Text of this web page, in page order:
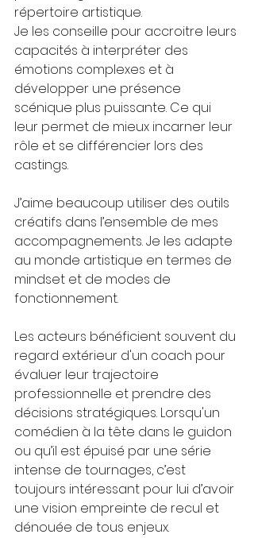
répertoire artistique.
Je les conseille pour accroitre leurs
capacités à interpréter des
émotions complexes et à
développer une présence
scénique plus puissante. Ce qui
leur permet de mieux incarner leur
rôle et se différencier lors des
castings.
J’aime beaucoup utiliser des outils
créatifs dans l’ensemble de mes
accompagnements. Je les adapte
au monde artistique en termes de
mindset et de modes de
fonctionnement.
Les acteurs bénéficient souvent du
regard extérieur d'un coach pour
évaluer leur trajectoire
professionnelle et prendre des
décisions stratégiques. Lorsqu'un
comédien à la tête dans le guidon
ou qu’il est épuisé par une série
intense de tournages, c’est
toujours intéressant pour lui d’avoir
une vision empreinte de recul et
dénouée de tous enjeux.